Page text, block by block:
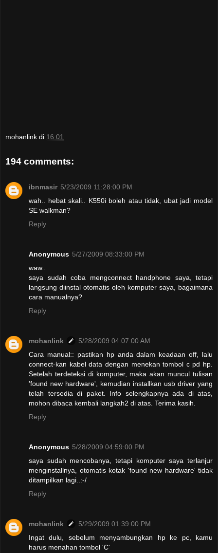
mohanlink di 16:01
194 comments:
ibnmasir 5/23/2009 11:28:00 PM
wah.. hebat skali.. K550i boleh atau tidak, ubat jadi model
SE walkman?
Reply
Anonymous 5/27/2009 08:33:00 PM
waw..
saya sudah coba mengconnect handphone saya, tetapi
langsung diinstal otomatis oleh komputer saya, bagaimana
cara manualnya?
Reply
mohanlink
5/28/2009 04:07:00 AM
Cara manual:: pastikan hp anda dalam keadaan off, lalu
connect-kan kabel data dengan menekan tombol c pd hp.
Setelah terdeteksi di komputer, maka akan muncul tulisan
'found new hardware', kemudian installkan usb driver yang
telah tersedia di paket. Info selengkapnya ada di atas,
mohon dibaca kembali langkah2 di atas. Terima kasih.
Reply
Anonymous 5/28/2009 04:59:00 PM
saya sudah mencobanya, tetapi komputer saya terlanjur
menginstallnya, otomatis kotak 'found new hardware' tidak
ditampilkan lagi..:-/
Reply
mohanlink
5/29/2009 01:39:00 PM
Ingat dulu, sebelum menyambungkan hp ke pc, kamu
harus menahan tombol 'C'